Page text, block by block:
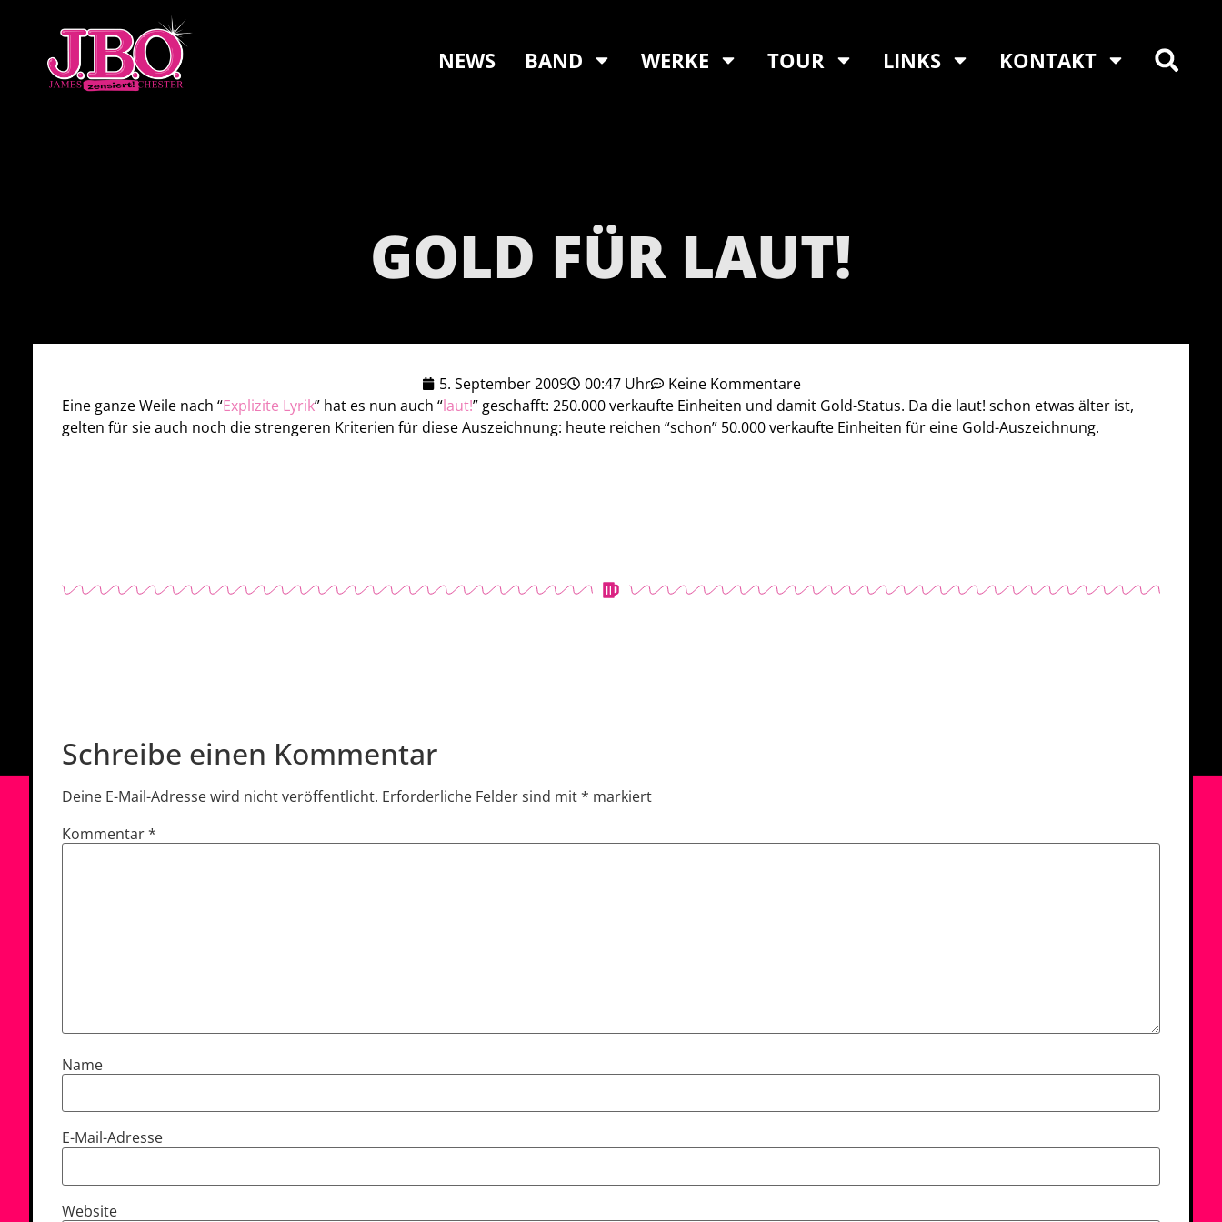
NEWS BAND WERKE TOUR LINKS KONTAKT
GOLD FÜR LAUT!
5. September 2009 00:47 Uhr
Keine Kommentare
Eine ganze Weile nach “Explizite Lyrik” hat es nun auch “laut!” geschafft: 250.000 verkaufte Einheiten und damit Gold-Status. Da die laut! schon etwas älter ist,
gelten für sie auch noch die strengeren Kriterien für diese Auszeichnung: heute reichen “schon” 50.000 verkaufte Einheiten für eine Gold-Auszeichnung.
Schreibe einen Kommentar
Deine E-Mail-Adresse wird nicht veröffentlicht. Erforderliche Felder sind mit* markiert
Kommentar*
Name
E-Mail-Adresse
Website